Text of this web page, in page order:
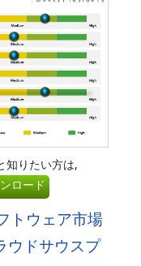
知りたい方は,
ロード
トウェア市場
ウドサウスプ